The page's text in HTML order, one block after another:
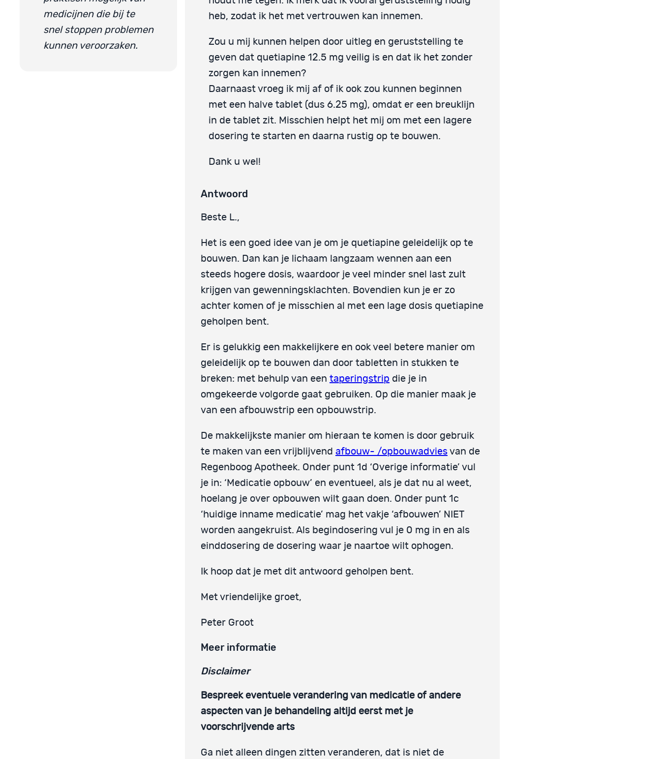
medicijnen die bij te
snel stoppen problemen
kunnen veroorzaken.
heb, zodat ik het met vertrouwen kan innemen.
Zou u mij kunnen helpen door uitleg en geruststelling te
geven dat quetiapine 12.5 mg veilig is en dat ik het zonder
zorgen kan innemen?
Daarnaast vroeg ik mij af of ik ook zou kunnen beginnen
met een halve tablet (dus 6.25 mg), omdat er een breuklijn
in de tablet zit. Misschien helpt het mij om met een lagere
dosering te starten en daarna rustig op te bouwen.
Dank u wel!
Antwoord
Beste L.,
Het is een goed idee van je om je quetiapine geleidelijk op te
bouwen. Dan kan je lichaam langzaam wennen aan een
steeds hogere dosis, waardoor je veel minder snel last zult
krijgen van gewenningsklachten. Bovendien kun je er zo
achter komen of je misschien al met een lage dosis quetiapine
geholpen bent.
Er is gelukkig een makkelijkere en ook veel betere manier om
geleidelijk op te bouwen dan door tabletten in stukken te
breken: met behulp van een taperingstrip die je in
omgekeerde volgorde gaat gebruiken. Op die manier maak je
van een afbouwstrip een opbouwstrip.
De makkelijkste manier om hieraan te komen is door gebruik
te maken van een vrijblijvend afbouw- /opbouwadvies van de
Regenboog Apotheek. Onder punt 1d ‘Overige informatie’ vul
je in: ‘Medicatie opbouw’ en eventueel, als je dat nu al weet,
hoelang je over opbouwen wilt gaan doen. Onder punt 1c
‘huidige inname medicatie’ mag het vakje ‘afbouwen’ NIET
worden aangekruist. Als begindosering vul je 0 mg in en als
einddosering de dosering waar je naartoe wilt ophogen.
Ik hoop dat je met dit antwoord geholpen bent.
Met vriendelijke groet,
Peter Groot
Meer informatie
Disclaimer
Bespreek eventuele verandering van medicatie of andere
aspecten van je behandeling altijd eerst met je
voorschrijvende arts
Ga niet alleen dingen zitten veranderen, dat is niet de